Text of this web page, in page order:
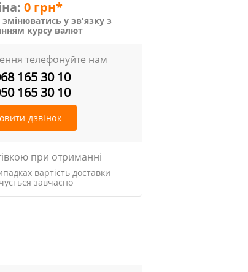
0 грн*
у зв'язку з
курсу валют
телефонуйте нам
165 30 10
165 30 10
дзвінок
при отриманні
вартість доставки
завчасно